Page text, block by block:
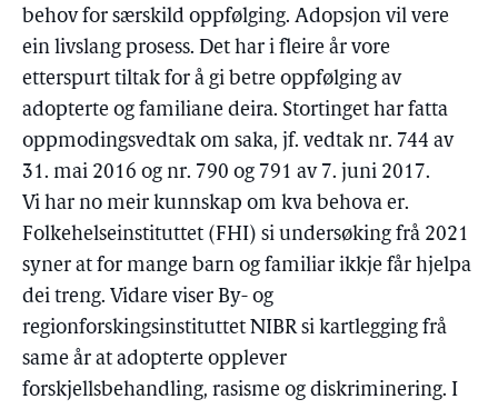
behov for særskild oppfølging. Adopsjon vil vere
ein livslang prosess. Det har i fleire år vore
etterspurt tiltak for å gi betre oppfølging av
adopterte og familiane deira. Stortinget har fatta
oppmodingsvedtak om saka, jf. vedtak nr. 744 av
31. mai 2016 og nr. 790 og 791 av 7. juni 2017.
Vi har no meir kunnskap om kva behova er.
Folkehelseinstituttet (FHI) si undersøking frå 2021
syner at for mange barn og familiar ikkje får hjelpa
dei treng. Vidare viser By- og
regionforskingsinstituttet NIBR si kartlegging frå
same år at adopterte opplever
forskjellsbehandling, rasisme og diskriminering. I